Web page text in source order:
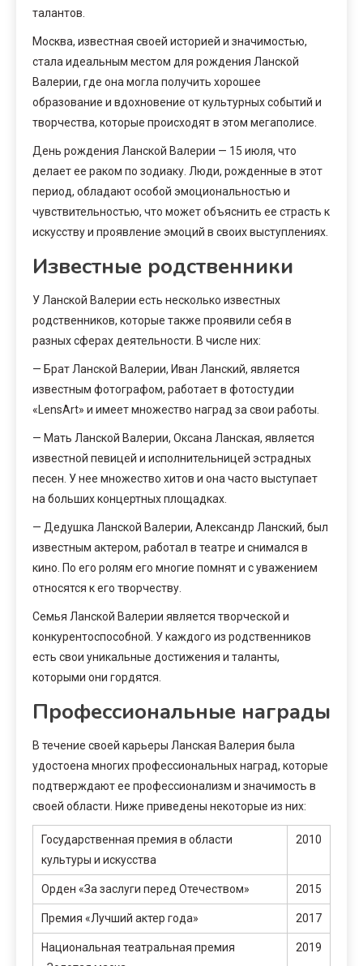
талантов.
Москва, известная своей историей и значимостью,
стала идеальным местом для рождения Ланской
Валерии, где она могла получить хорошее
образование и вдохновение от культурных событий и
творчества, которые происходят в этом мегаполисе.
День рождения Ланской Валерии — 15 июля, что
делает ее раком по зодиаку. Люди, рожденные в этот
период, обладают особой эмоциональностью и
чувствительностью, что может объяснить ее страсть к
искусству и проявление эмоций в своих выступлениях.
Известные родственники
У Ланской Валерии есть несколько известных
родственников, которые также проявили себя в
разных сферах деятельности. В числе них:
— Брат Ланской Валерии, Иван Ланский, является
известным фотографом, работает в фотостудии
«LensArt» и имеет множество наград за свои работы.
— Мать Ланской Валерии, Оксана Ланская, является
известной певицей и исполнительницей эстрадных
песен. У нее множество хитов и она часто выступает
на больших концертных площадках.
— Дедушка Ланской Валерии, Александр Ланский, был
известным актером, работал в театре и снимался в
кино. По его ролям его многие помнят и с уважением
относятся к его творчеству.
Семья Ланской Валерии является творческой и
конкурентоспособной. У каждого из родственников
есть свои уникальные достижения и таланты,
которыми они гордятся.
Профессиональные награды
В течение своей карьеры Ланская Валерия была
удостоена многих профессиональных наград, которые
подтверждают ее профессионализм и значимость в
своей области. Ниже приведены некоторые из них:
Государственная премия в области
культуры и искусства
2010
Орден «За заслуги перед Отечеством» 2015
Премия «Лучший актер года» 2017
Национальная театральная премия
2019